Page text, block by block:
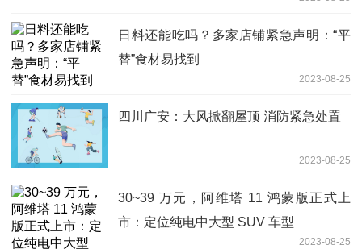
日料还能吃吗？多家店铺紧急声明：“平
替”食材易找到
2023-08-25
四川广安：大风掀翻屋顶 消防紧急处置
2023-08-25
30~39 万元，阿维塔 11 鸿蒙版正式上
市：定位纯电中大型 SUV 车型
2023-08-25